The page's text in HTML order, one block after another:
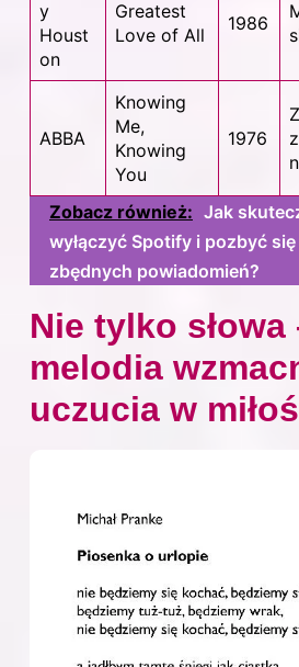
y
Houst
on
Greatest
Love of All
1986
ABBA
Knowing
Me,
Knowing
You
1976
Zobacz również: Jak
wyłączyć Spotify i pozbyć się
zbędnych powiadomień?
Nie tylko słowa
melodia
uczucia w